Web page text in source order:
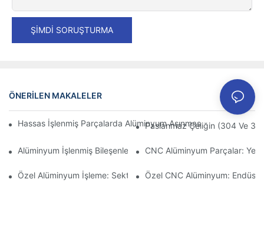
ŞIMDI SORUŞTURMA
ÖNERILEN MAKALELER
Hassas İşlenmiş Parçalarda Alüminyum Aşınmasını Önleme:
Paslanmaz Çeliğin (304 Ve
Alüminyum İşlenmiş Bileşenler: Niş Pazarlar İçin Özelleştirme
CNC Alüminyum Parçalar:
Özel Alüminyum İşleme: Sektördeki En Son Yenilikleri Keşfedin
Özel CNC Alüminyum: